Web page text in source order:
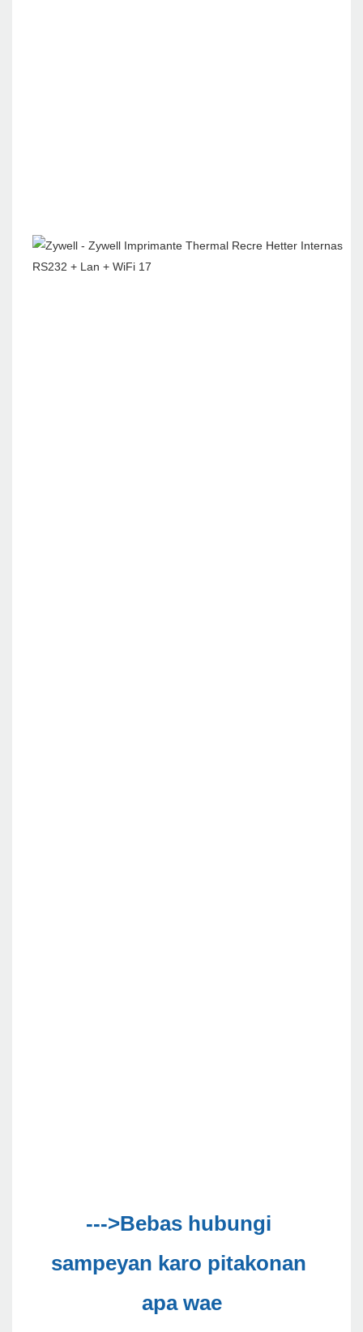
--->Bebas hubungi
sampeyan karo pitakonan
apa wae